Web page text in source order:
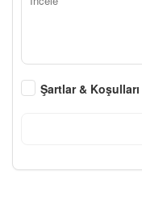
Şartlar & Koşulları